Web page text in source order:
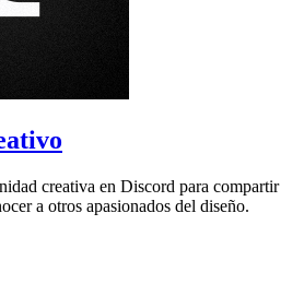
creativa en Discord para compartir
a otros apasionados del diseño.